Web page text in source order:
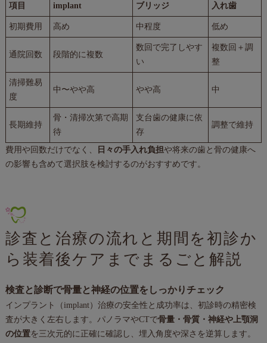
項目 implant ブリッジ 入れ歯
初期費用 高め 中程度 低め
通院回数 段階的に複数
数回で完了しやす
い
複数回＋調
整
清掃難易
度
中〜やや高 やや高 中
長期維持
骨・清掃次第で高期
待
支台歯の健康に依
存
調整で維持
費用や回数だけでなく、 日々の手入れ負担や将来の歯と骨の健康へ
の影響も含めて選択肢を検討するのがおすすめです。
診査と治療の流れと期間を初診か
ら装着後ケアまでまるごと解説
検査と診断で骨量と神経の位置をしっかりチェック
インプラント（implant）治療の安全性と成功率は、初診時の精密検
査が大きく左右します。パノラマやCTで骨量・骨質・神経や上顎洞
の位置を三次元的に正確に確認し、埋入角度や深さを逆算します。